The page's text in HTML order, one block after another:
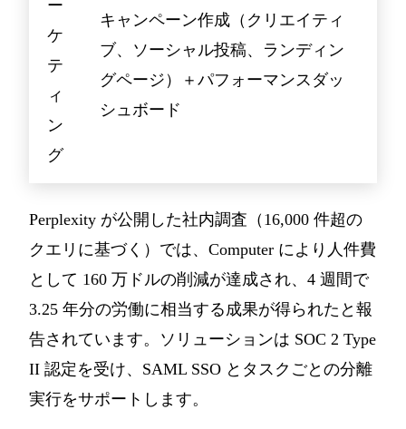
ー
ケ
テ
ィ
ン
グ
キャンペーン作成（クリエイティ
ブ、ソーシャル投稿、ランディン
グページ）＋パフォーマンスダッ
シュボード
Perplexity が公開した社内調査（16,000 件超の
クエリに基づく）では、Computer により人件費
として 160 万ドルの削減が達成され、4 週間で
3.25 年分の労働に相当する成果が得られたと報
告されています。ソリューションは SOC 2 Type
II 認定を受け、SAML SSO とタスクごとの分離
実行をサポートします。